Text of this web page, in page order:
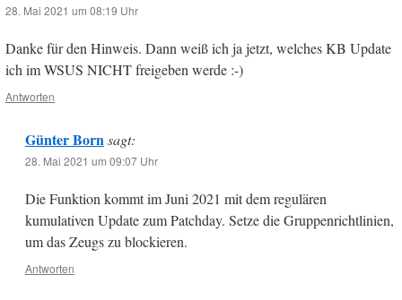
28. Mai 2021 um 08:19 Uhr
Danke für den Hinweis. Dann weiß ich ja jetzt, welches KB Update
ich im WSUS NICHT freigeben werde :-)
Antworten
Günter Born sagt:
28. Mai 2021 um 09:07 Uhr
Die Funktion kommt im Juni 2021 mit dem regulären
kumulativen Update zum Patchday. Setze die Gruppenrichtlinien,
um das Zeugs zu blockieren.
Antworten